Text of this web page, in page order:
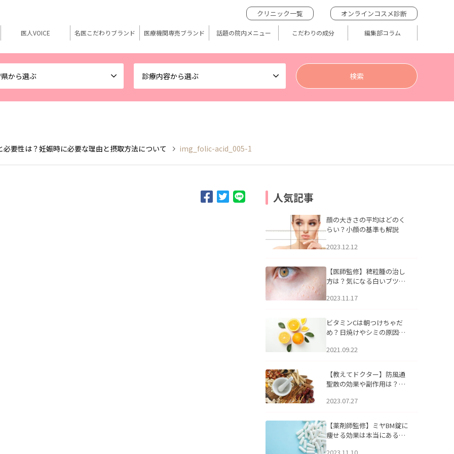
から選ぶ 診療内容から選ぶ
クリニック一覧 オンラインコスメ診断
医人VOICE 名医こだわりブランド 医療機関専売ブランド 話題の院内メニュー こだわりの成分 編集部コラム
要性は？妊娠時に必要な理由と摂取方法について img_folic-acid_005-1
人気記事
顔の大きさの平均はどのく
らい？小顔の基準も解説
2023.12.12
【医師監修】稗粒腫の治し
方は？気になる白いブツブ
アについて
2023.11.17
ビタミンCは朝つけちゃだ
め？日焼けやシミの原因に
2021.09.22
【教えてドクター】防風通
聖散の効果や副作用は？長
2023.07.27
【薬剤師監修】ミヤBM錠に
痩せる効果は本当にある